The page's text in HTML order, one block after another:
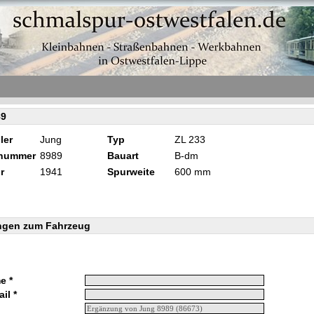
Jung Typ
ZL 233
8989 Bauart
B-dm
1941 Spurweite 600 mm
zum Fahrzeug
*
*